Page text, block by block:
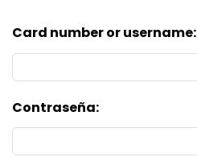
Card number or username:
Contraseña: